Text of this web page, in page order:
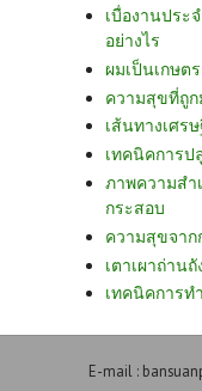
เบื่องานประ
อย่างไร
ผมเป็นเกษต
ความสุขที่ถู
เส้นทางเศร
เทคนิคการป
ภาพความสำ
กระสอบ
ความสุขจาก
เตาเผาถ่าน
เทคนิคการ
E-mail :